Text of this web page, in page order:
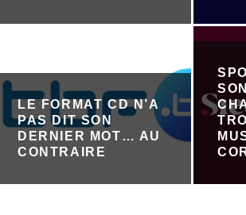
LE FORMAT CD N’A
PAS DIT SON
DERNIER MOT… AU
CONTRAIRE